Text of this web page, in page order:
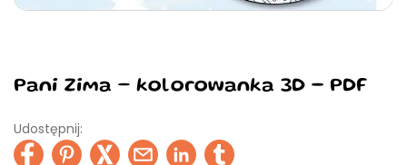
Pani Zima – kolorowanka 3D - PDF
Udostępnij: